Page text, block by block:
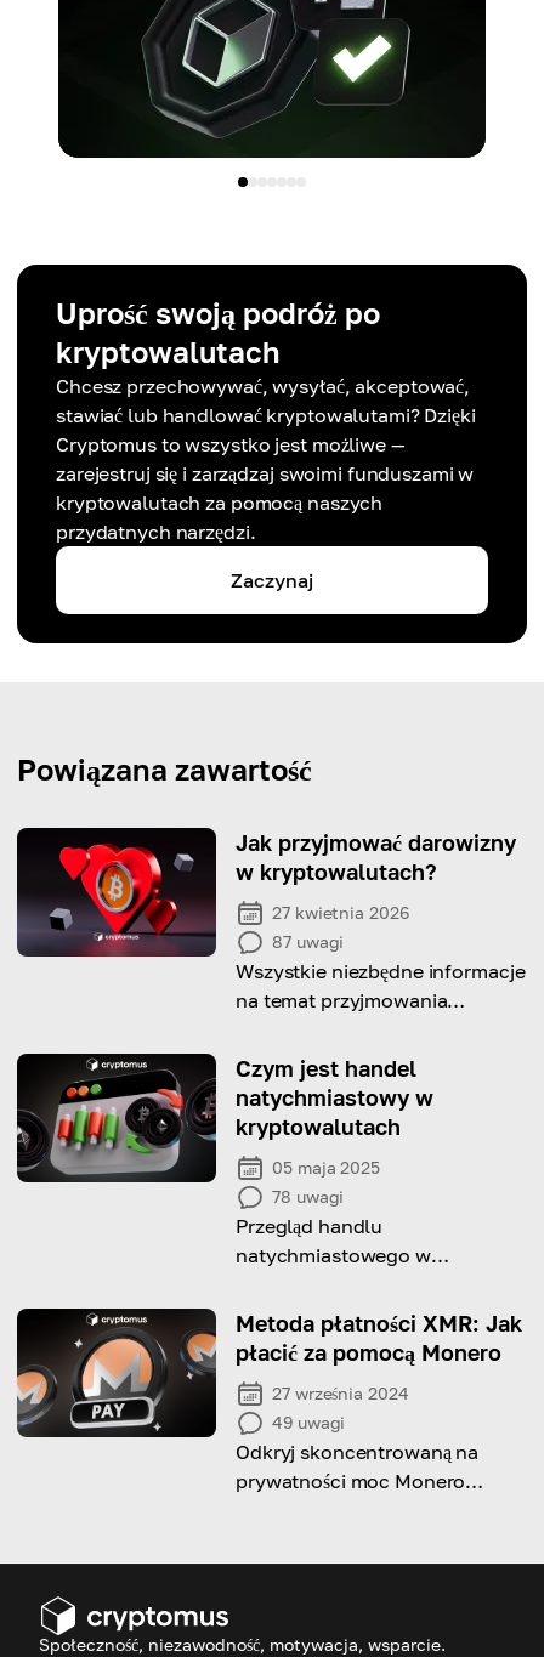
Uprość swoją podróż po
kryptowalutach
Chcesz przechowywać, wysyłać, akceptować,
stawiać lub handlować kryptowalutami? Dzięki
Cryptomus to wszystko jest możliwe —
zarejestruj się i zarządzaj swoimi funduszami w
kryptowalutach za pomocą naszych
przydatnych narzędzi.
Zaczynaj
Powiązana zawartość
Jak przyjmować darowizny
w kryptowalutach?
27 kwietnia 2026
87 uwagi
Wszystkie niezbędne informacje
na temat przyjmowania
znajdują się w tym artykule.
Czym jest handel
natychmiastowy w
kryptowalutach
05 maja 2025
78 uwagi
Przegląd handlu
natychmiastowego w
zalety i wady, porównanie z
handlem kontraktami
terminowymi oraz porady
dotyczące zarabiania na nim
Metoda płatności XMR: Jak
płacić za pomocą Monero
27 września 2024
49 uwagi
Odkryj skoncentrowaną na
prywatności moc Monero
Społeczność, niezawodność, motywacja, wsparcie.